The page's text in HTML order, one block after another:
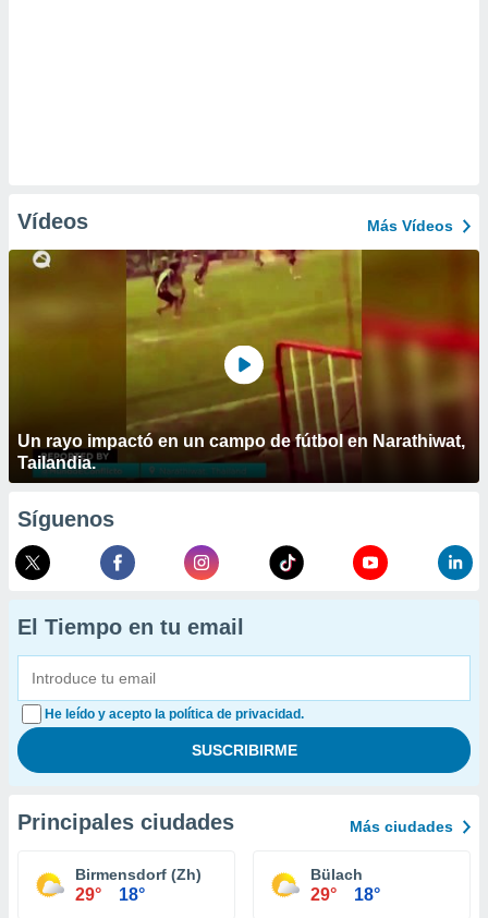
Vídeos Más Vídeos
Un rayo impactó en un campo de fútbol en Narathiwat,
Tailandia.
Síguenos
El Tiempo en tu email
He leído y acepto la política de privacidad.
Principales ciudades Más ciudades
Birmensdorf (Zh)
29° 18°
Bülach
29° 18°